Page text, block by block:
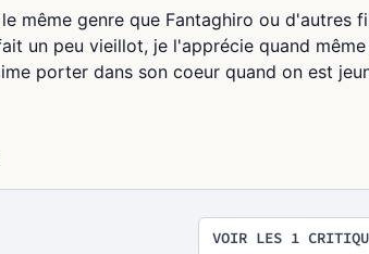
même genre que Fantaghiro ou d'autres
un peu vieillot, je l'apprécie quand
porter dans son coeur quand on est
VOIR LES 1